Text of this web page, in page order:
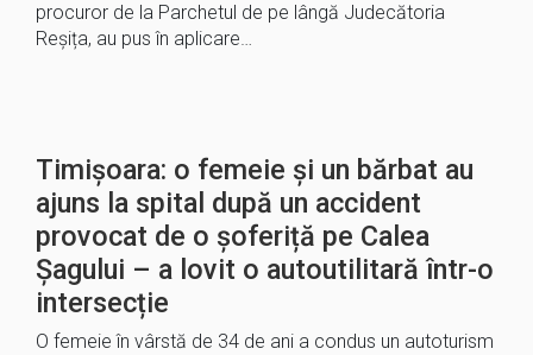
procuror de la Parchetul de pe lângă Judecătoria
Reșița, au pus în aplicare…
Timișoara: o femeie și un bărbat au
ajuns la spital după un accident
provocat de o șoferiță pe Calea
Șagului – a lovit o autoutilitară într-o
intersecție
O femeie în vârstă de 34 de ani a condus un autoturism